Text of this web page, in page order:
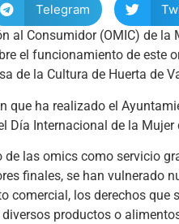
Telegram
al Consumidor (OMIC) de la
el funcionamiento de este
de la Cultura de Huerta de
que ha realizado el
Internacional de la Mujer
las omics como servicio
finales, se han vulnerado
comercial, los derechos
productos o